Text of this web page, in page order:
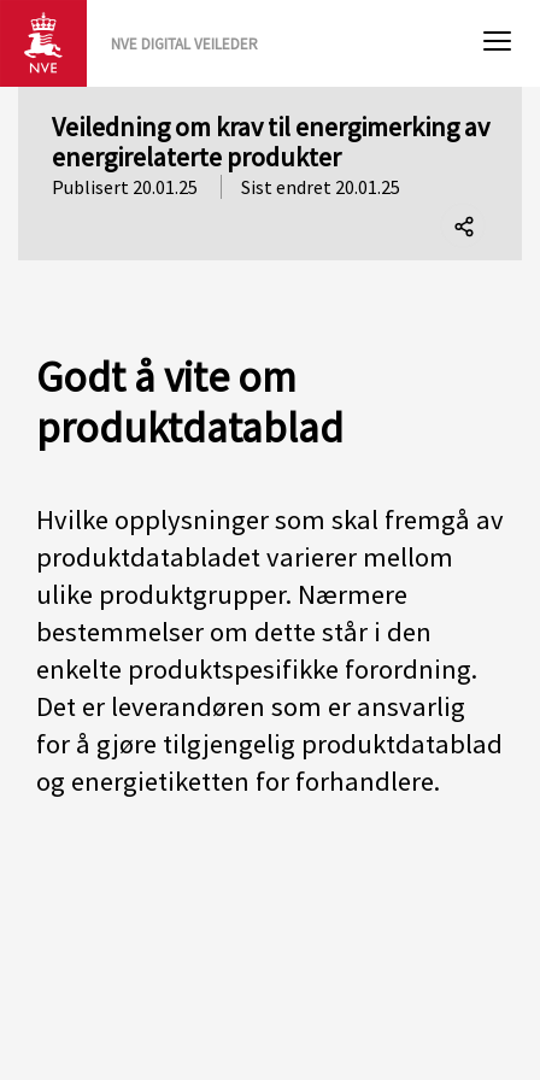
NVE DIGITAL VEILEDER
Veiledning om krav til energimerking av
energirelaterte produkter
Publisert 20.01.25 Sist endret 20.01.25
Godt å vite om
produktdatablad
Hvilke opplysninger som skal fremgå av
produktdatabladet varierer mellom
ulike produktgrupper. Nærmere
bestemmelser om dette står i den
enkelte produktspesifikke forordning.
Det er leverandøren som er ansvarlig
for å gjøre tilgjengelig produktdatablad
og energietiketten for forhandlere.